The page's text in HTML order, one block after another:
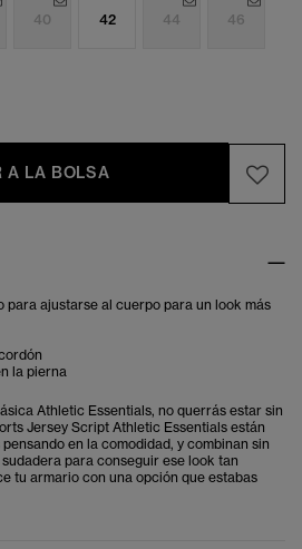
40 42 44 46
A LA BOLSA
para ajustarse al cuerpo para un look más
la pierna
Athletic Essentials, no querrás estar sin
Jersey Script Athletic Essentials están
en la comodidad, y combinan sin
para conseguir ese look tan
tu armario con una opción que estabas